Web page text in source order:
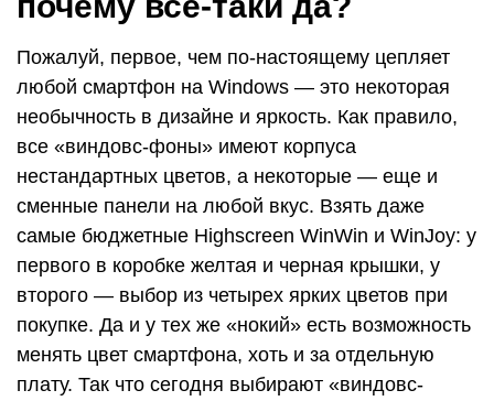
Пожалуй, первое, чем по-настоящему цепляет
любой смартфон на Windows — это некоторая
необычность в дизайне и яркость. Как правило,
все «виндовс-фоны» имеют корпуса
нестандартных цветов, а некоторые — еще и
сменные панели на любой вкус. Взять даже
самые бюджетные Highscreen WinWin и WinJoy: у
первого в коробке желтая и черная крышки, у
второго — выбор из четырех ярких цветов при
покупке. Да и у тех же «нокий» есть возможность
менять цвет смартфона, хоть и за отдельную
плату. Так что сегодня выбирают «виндовс-